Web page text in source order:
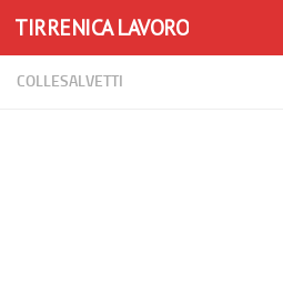
Skip to content
TIRRENICA LAVORO
COLLESALVETTI